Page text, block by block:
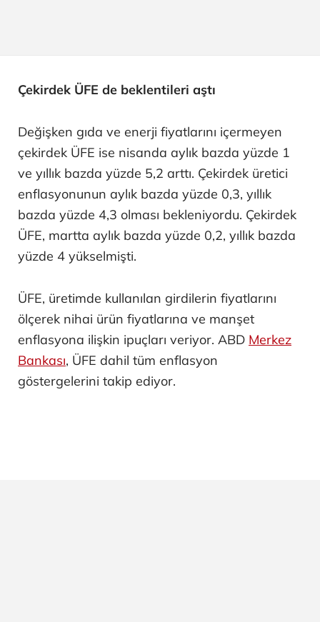
Çekirdek ÜFE de beklentileri aştı
Değişken gıda ve enerji fiyatlarını içermeyen
çekirdek ÜFE ise nisanda aylık bazda yüzde 1
ve yıllık bazda yüzde 5,2 arttı. Çekirdek üretici
enflasyonunun aylık bazda yüzde 0,3, yıllık
bazda yüzde 4,3 olması bekleniyordu. Çekirdek
ÜFE, martta aylık bazda yüzde 0,2, yıllık bazda
yüzde 4 yükselmişti.
ÜFE, üretimde kullanılan girdilerin fiyatlarını
ölçerek nihai ürün fiyatlarına ve manşet
enflasyona ilişkin ipuçları veriyor. ABD Merkez
Bankası, ÜFE dahil tüm enflasyon
göstergelerini takip ediyor.